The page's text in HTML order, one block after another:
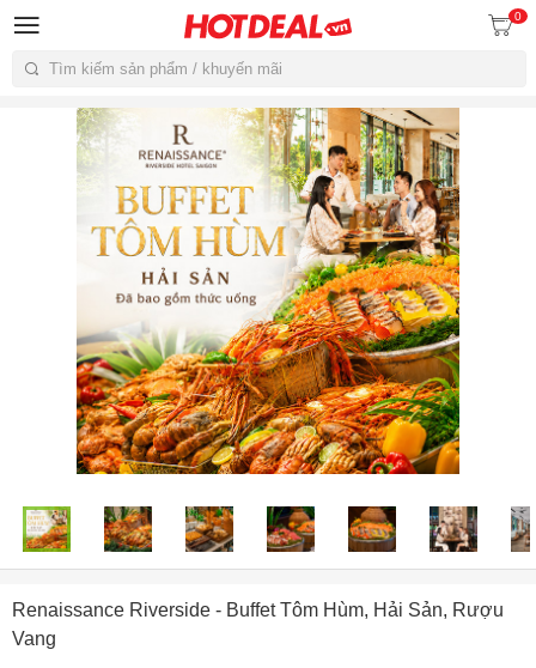
Tìm kiếm
0
Renaissance Riverside - Buffet Tôm Hùm, Hải Sản, Rượu
Vang